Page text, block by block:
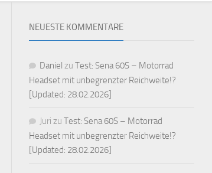
Slicks
/
Kommunikation
Navigation
Video
NEUESTE KOMMENTARE
Daniel zu Test: Sena 60S – Motorrad
Headset mit unbegrenzter Reichweite!?
[Updated: 28.02.2026]
Juri zu Test: Sena 60S – Motorrad
Headset mit unbegrenzter Reichweite!?
[Updated: 28.02.2026]